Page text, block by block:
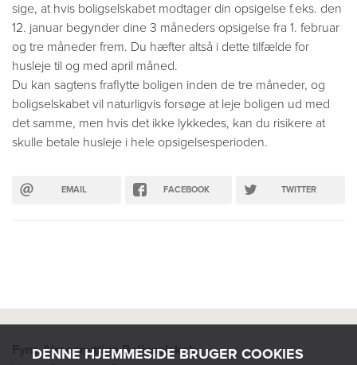
DENNE HJEMMESIDE BRUGER COOKIES
sige, at hvis boligselskabet modtager din opsigelse f.eks. den
12. januar begynder dine 3 måneders opsigelse fra 1. februar
og tre måneder frem. Du hæfter altså i dette tilfælde for
husleje til og med april måned.
Du kan sagtens fraflytte boligen inden de tre måneder, og
boligselskabet vil naturligvis forsøge at leje boligen ud med
det samme, men hvis det ikke lykkedes, kan du risikere at
skulle betale husleje i hele opsigelsesperioden.
EMAIL FACEBOOK TWITTER
Fyns Almennyttige Boligselskab